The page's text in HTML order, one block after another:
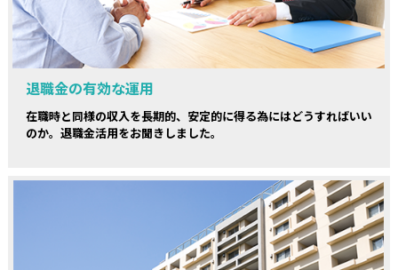
退職金の有効な運用
在職時と同様の収入を長期的、安定的に得る為にはどうすればいい
のか。退職金活用をお聞きしました。